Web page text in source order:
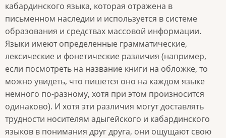
кабардинского языка, которая отражена в
письменном наследии и используется в системе
образования и средствах массовой информации.
Языки имеют определенные грамматические,
лексические и фонетические различия (например,
если посмотреть на название книги на обложке, то
можно увидеть, что пишется оно на каждом языке
немного по-разному, хотя при этом произносится
одинаково). И хотя эти различия могут доставлять
трудности носителям адыгейского и кабардинского
языков в понимания друг друга, они ощущают свою